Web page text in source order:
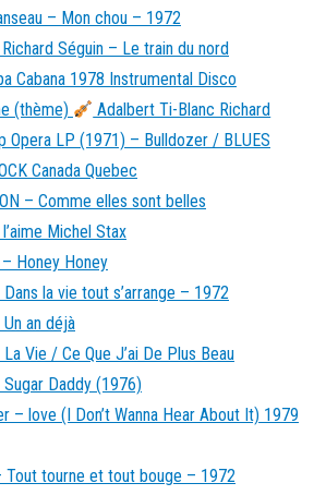
– Mon chou – 1972
Séguin – Le train du nord
Cabana 1978 Instrumental Disco
(thème)
Adalbert Ti-Blanc Richard
Opera LP (1971) – Bulldozer / BLUES
Canada Quebec
– Comme elles sont belles
Michel Stax
Honey Honey
la vie tout s’arrange – 1972
an déjà
Vie / Ce Que J’ai De Plus Beau
Sugar Daddy (1976)
– love (I Don’t Wanna Hear About It) 1979
Tout tourne et tout bouge – 1972